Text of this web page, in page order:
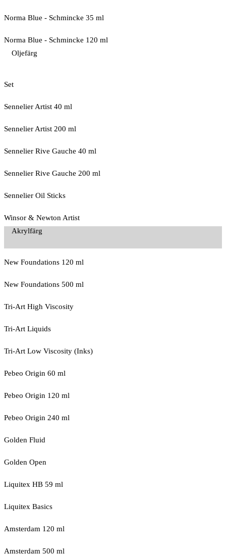
Norma Blue - Schmincke 35 ml
Norma Blue - Schmincke 120 ml
Oljefärg
Set
Sennelier Artist 40 ml
Sennelier Artist 200 ml
Sennelier Rive Gauche 40 ml
Sennelier Rive Gauche 200 ml
Sennelier Oil Sticks
Winsor & Newton Artist
Akrylfärg
New Foundations 120 ml
New Foundations 500 ml
Tri-Art High Viscosity
Tri-Art Liquids
Tri-Art Low Viscosity (Inks)
Pebeo Origin 60 ml
Pebeo Origin 120 ml
Pebeo Origin 240 ml
Golden Fluid
Golden Open
Liquitex HB 59 ml
Liquitex Basics
Amsterdam 120 ml
Amsterdam 500 ml